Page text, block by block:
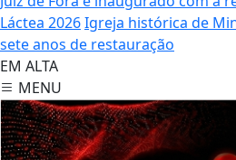
Láctea 2026Igreja histórica de
sete anos de restauração
EM ALTA
MENU